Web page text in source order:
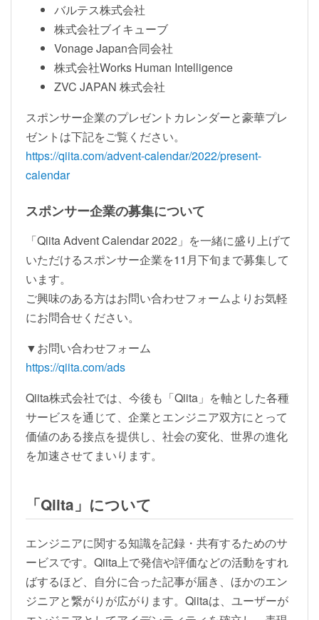
バルテス株式会社
株式会社ブイキューブ
Vonage Japan合同会社
株式会社Works Human Intelligence
ZVC JAPAN 株式会社
スポンサー企業のプレゼントカレンダーと豪華プレ
ゼントは下記をご覧ください。
https://qiita.com/advent-calendar/2022/present-
calendar
スポンサー企業の募集について
「Qiita Advent Calendar 2022」を一緒に盛り上げて
いただけるスポンサー企業を11月下旬まで募集して
います。
ご興味のある方はお問い合わせフォームよりお気軽
にお問合せください。
▼お問い合わせフォーム
https://qiita.com/ads
Qiita株式会社では、今後も「Qiita」を軸とした各種
サービスを通じて、企業とエンジニア双方にとって
価値のある接点を提供し、社会の変化、世界の進化
を加速させてまいります。
「Qiita」について
エンジニアに関する知識を記録・共有するためのサ
ービスです。Qiita上で発信や評価などの活動をすれ
ばするほど、自分に合った記事が届き、ほかのエン
ジニアと繋がりが広がります。Qiitaは、ユーザーが